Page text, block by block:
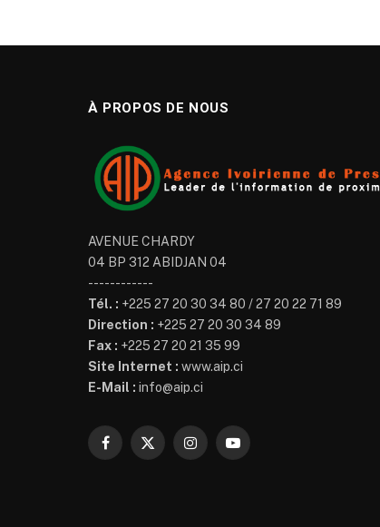
À PROPOS DE NOUS
AVENUE CHARDY
04 BP 312 ABIDJAN 04
------------
Tél. : +225 27 20 30 34 80 / 27 20 22 71 89
Direction : +225 27 20 30 34 89
Fax : +225 27 20 21 35 99
Site Internet : www.aip.ci
E-Mail : info@aip.ci
Facebook
X
InstagramYouTube